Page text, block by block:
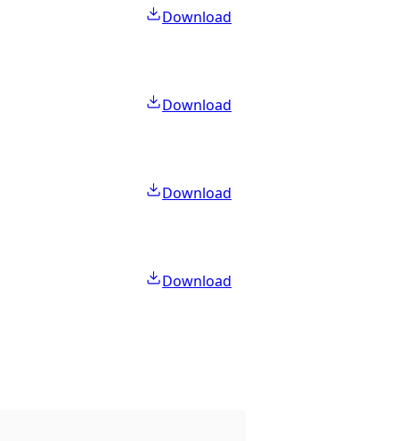
Download
Download
Download
Download